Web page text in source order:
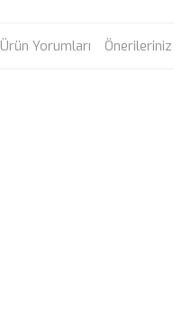
Ürün Yorumları Önerileriniz